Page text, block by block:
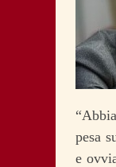
pesa
e